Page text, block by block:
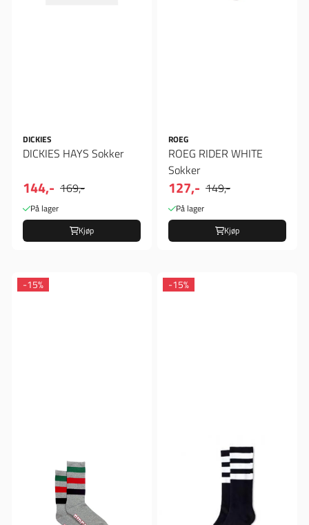
DICKIES
DICKIES HAYS Sokker
144,- 169,-
På lager
Kjøp
ROEG
ROEG RIDER WHITE
Sokker
127,- 149,-
På lager
Kjøp
-15% -15%